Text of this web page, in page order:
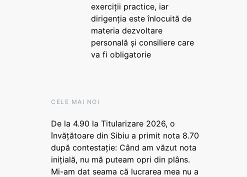
exerciții practice, iar
dirigenția este înlocuită de
materia dezvoltare
personală și consiliere care
va fi obligatorie
CELE MAI NOI
De la 4.90 la Titularizare 2026, o
învățătoare din Sibiu a primit nota 8.70
după contestație: Când am văzut nota
inițială, nu mă puteam opri din plâns.
Mi-am dat seama că lucrarea mea nu a